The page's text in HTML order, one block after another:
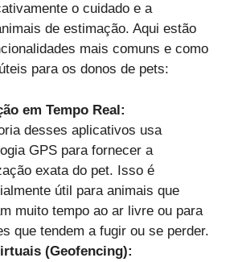
o cuidado e a
de estimação. Aqui estão
mais comuns e como
para os donos de pets:
em Tempo Real:
desses aplicativos usa
GPS para fornecer a
exata do pet. Isso é
útil para animais que
muito tempo ao ar livre ou para
que tendem a fugir ou se perder.
(Geofencing):